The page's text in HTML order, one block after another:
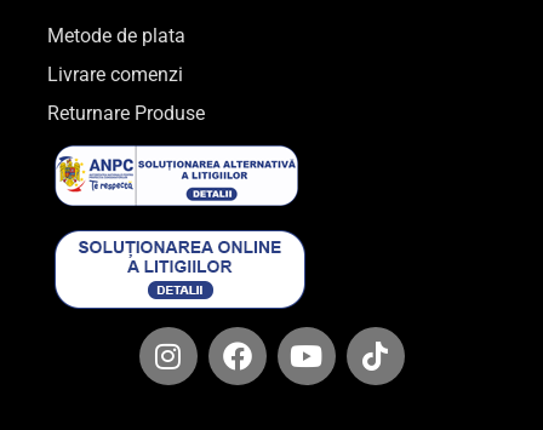
Metode de plata
Livrare comenzi
Returnare Produse